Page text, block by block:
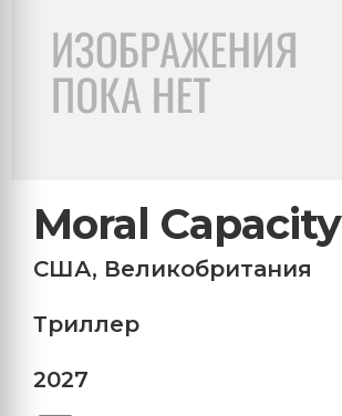
Moral Capacity
США, Великобритания
Триллер
2027